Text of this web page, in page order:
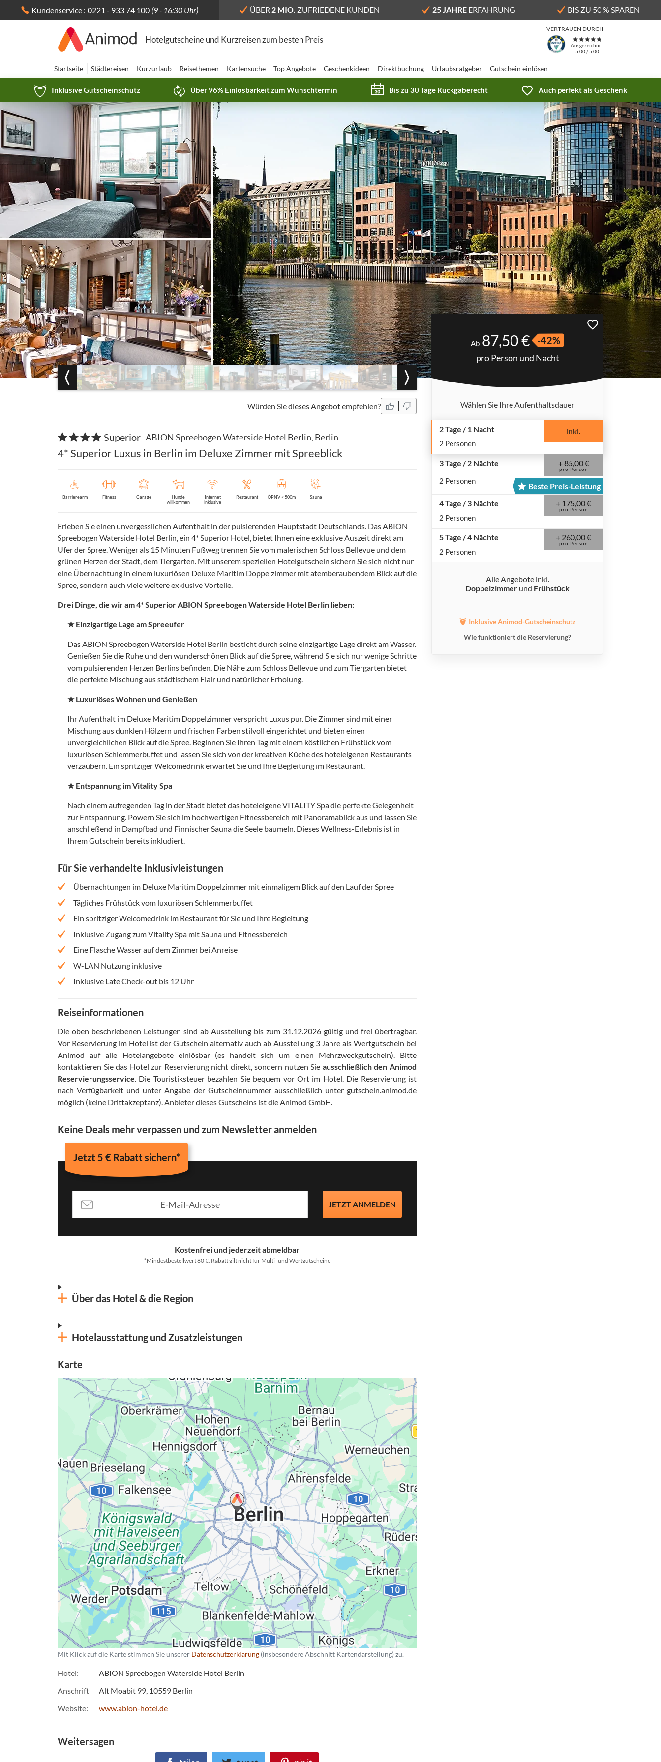
Kundenservice : 0221 - 933 74 100 (9 - 16:30 Uhr) ÜBER 2 MIO. ZUFRIEDENE KUNDEN 25 JAHREERFAHRUNG BIS ZU 50 % SPAREN
Hotelgutscheine und Kurzreisen zum besten Preis
VERTRAUEN DURCH
Ausgezeichnet
5.00 / 5.00
Startseite Städtereisen Kurzurlaub Reisethemen Kartensuche Top Angebote Geschenkideen Direktbuchung Urlaubsratgeber Gutschein einlösen
Inklusive Gutscheinschutz Über 96% Einlösbarkeit zum Wunschtermin Bis zu 30 Tage Rückgaberecht Auch perfekt als Geschenk
Würden Sie dieses Angebot empfehlen?
Superior ABION Spreebogen Waterside Hotel Berlin, Berlin
4* Superior Luxus in Berlin im Deluxe Zimmer mit Spreeblick
Barrierearm Fitness Garage
Hunde
willkommen
Internet
inklusive
Restaurant ÖPNV < 500m Sauna
Erleben Sie einen unvergesslichen Aufenthalt in der pulsierenden Hauptstadt Deutschlands. Das ABION
Spreebogen Waterside Hotel Berlin, ein 4* Superior Hotel, bietet Ihnen eine exklusive Auszeit direkt am
Ufer der Spree. Weniger als 15 Minuten Fußweg trennen Sie vom malerischen Schloss Bellevue und dem
grünen Herzen der Stadt, dem Tiergarten. Mit unserem speziellen Hotelgutschein sichern Sie sich nicht nur
eine Übernachtung in einem luxuriösen Deluxe Maritim Doppelzimmer mit atemberaubendem Blick auf die
Spree, sondern auch viele weitere exklusive Vorteile.
Drei Dinge, die wir am 4* Superior ABION Spreebogen Waterside Hotel Berlin lieben:
★ Einzigartige Lage am Spreeufer
Das ABION Spreebogen Waterside Hotel Berlin besticht durch seine einzigartige Lage direkt am Wasser.
Genießen Sie die Ruhe und den wunderschönen Blick auf die Spree, während Sie sich nur wenige Schritte
vom pulsierenden Herzen Berlins befinden. Die Nähe zum Schloss Bellevue und zum Tiergarten bietet
die perfekte Mischung aus städtischem Flair und natürlicher Erholung.
★ Luxuriöses Wohnen und Genießen
Ihr Aufenthalt im Deluxe Maritim Doppelzimmer verspricht Luxus pur. Die Zimmer sind mit einer
Mischung aus dunklen Hölzern und frischen Farben stilvoll eingerichtet und bieten einen
unvergleichlichen Blick auf die Spree. Beginnen Sie Ihren Tag mit einem köstlichen Frühstück vom
luxuriösen Schlemmerbuffet und lassen Sie sich von der kreativen Küche des hoteleigenen Restaurants
verzaubern. Ein spritziger Welcomedrink erwartet Sie und Ihre Begleitung im Restaurant.
★ Entspannung im Vitality Spa
Nach einem aufregenden Tag in der Stadt bietet das hoteleigene VITALITY Spa die perfekte Gelegenheit
zur Entspannung. Powern Sie sich im hochwertigen Fitnessbereich mit Panoramablick aus und lassen Sie
anschließend in Dampfbad und Finnischer Sauna die Seele baumeln. Dieses Wellness-Erlebnis ist in
Ihrem Gutschein bereits inkludiert.
Für Sie verhandelte Inklusivleistungen
Übernachtungen im Deluxe Maritim Doppelzimmer mit einmaligem Blick auf den Lauf der Spree
Tägliches Frühstück vom luxuriösen Schlemmerbuffet
Ein spritziger Welcomedrink im Restaurant für Sie und Ihre Begleitung
Inklusive Zugang zum Vitality Spa mit Sauna und Fitnessbereich
Eine Flasche Wasser auf dem Zimmer bei Anreise
W-LAN Nutzung inklusive
Inklusive Late Check-out bis 12 Uhr
Reiseinformationen
Die oben beschriebenen Leistungen sind ab Ausstellung bis zum 31.12.2026 gültig und frei übertragbar.
Vor Reservierung im Hotel ist der Gutschein alternativ auch ab Ausstellung 3 Jahre als Wertgutschein bei
Animod auf alle Hotelangebote einlösbar (es handelt sich um einen Mehrzweckgutschein). Bitte
kontaktieren Sie das Hotel zur Reservierung nicht direkt, sondern nutzen Sie ausschließlich den Animod
Reservierungsservice. Die Touristiksteuer bezahlen Sie bequem vor Ort im Hotel. Die Reservierung ist
nach Verfügbarkeit und unter Angabe der Gutscheinnummer ausschließlich unter gutschein.animod.de
möglich (keine Drittakzeptanz).Anbieter dieses Gutscheins ist die Animod GmbH.
Keine Deals mehr verpassen und zum Newsletter anmelden
Jetzt 5 € Rabatt sichern*
JETZT ANMELDEN
Kostenfrei und jederzeit abmeldbar
*Mindestbestellwert 80 €, Rabatt gilt nicht für Multi- und Wertgutscheine
Über das Hotel & die Region
Hotelausstattung und Zusatzleistungen
Karte
Datenschutzerklärung
Mit Klick auf die Karte stimmen Sie unserer Datenschutzerklärung (insbesondere Abschnitt Kartendarstellung) zu.
Hotel
ABION Spreebogen Waterside Hotel Berlin
Anschrift
Alt Moabit 99 10559 Berlin
Website
www.abion-hotel.de
Weitersagen
Ab 87,50 € -42%
pro Person und Nacht
Wählen Sie Ihre Aufenthaltsdauer
2 Tage / 1 Nacht inkl.
2 Personen
3 Tage / 2 Nächte + 85,00 €
pro Person
2 Personen
Beste Preis-Leistung
4 Tage / 3 Nächte
+ 175,00 €
pro Person
2 Personen
5 Tage / 4 Nächte + 260,00 €
pro Person
2 Personen
Alle Angebote inkl.
Doppelzimmer und Frühstück
Inklusive Animod-Gutscheinschutz
Wie funktioniert die Reservierung?